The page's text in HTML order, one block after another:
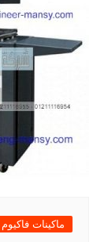
ماكينات فاكيوم